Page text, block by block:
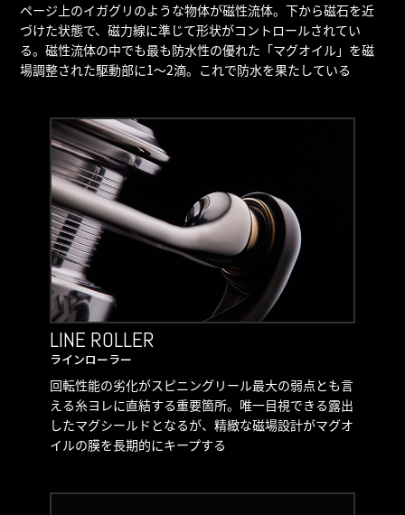
ページ上のイガグリのような物体が磁性流体。下から磁石を近
づけた状態で、磁力線に準じて形状がコントロールされてい
る。磁性流体の中でも最も防水性の優れた「マグオイル」を磁
場調整された駆動部に1～2滴。これで防水を果たしている
LINE ROLLER
ラインローラー
回転性能の劣化がスピニングリール最大の弱点とも言
える糸ヨレに直結する重要箇所。唯一目視できる露出
したマグシールドとなるが、精緻な磁場設計がマグオ
イルの膜を長期的にキープする